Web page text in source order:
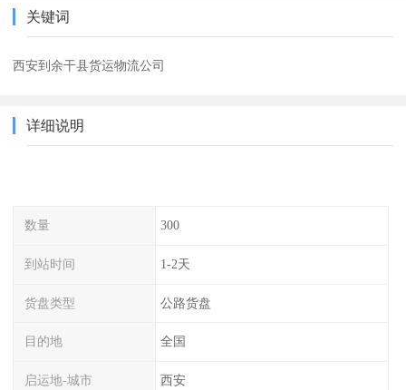
关键词
西安到余干县货运物流公司
详细说明
数量 300
到站时间 1-2天
货盘类型 公路货盘
目的地 全国
启运地-城市 西安